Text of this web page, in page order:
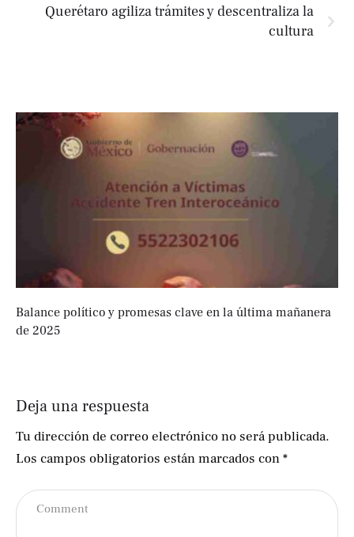
Querétaro agiliza trámites y descentraliza la
cultura
Balance político y promesas clave en la última mañanera
de 2025
Deja una respuesta
Tu dirección de correo electrónico no será publicada.
Los campos obligatorios están marcados con*